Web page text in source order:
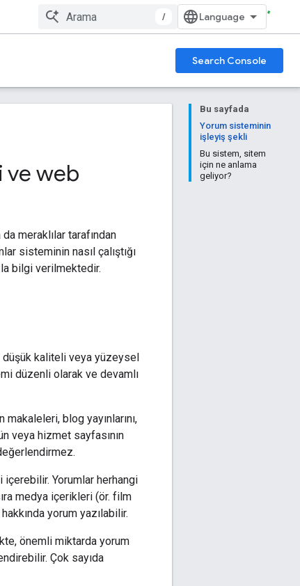
/
Search Console
Bu sayfada
Yorum sisteminin
işleyiş şekli
Bu sistem, sitem
için ne anlama
geliyor?
ve web
meraklılar tarafından
sisteminin nasıl çalıştığı
bilgi verilmektedir.
düşük kaliteli veya yüzeysel
düzenli olarak ve devamlı
blog yayınlarını,
veya hizmet sayfasının
içerebilir. Yorumlar herhangi
medya içerikleri (ör. film
yorum yazılabilir.
önemli miktarda yorum
Çok sayıda